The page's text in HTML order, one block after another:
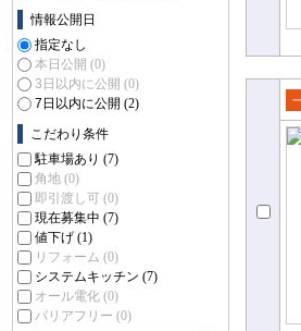
情報公開日
指定なし
本日公開 (0)
3日以内に公開 (0)
7日以内に公開 (2)
こだわり条件
駐車場あり (7)
角地 (0)
即引渡し可 (0)
現在募集中 (7)
値下げ (1)
リフォーム (0)
システムキッチン (7)
オール電化 (0)
バリアフリー (0)
て